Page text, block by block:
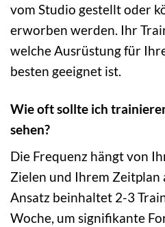
vom Studio gestellt oder
erworben werden. Ihr
welche Ausrüstung für
besten geeignet ist.
Wie oft sollte ich
sehen?
Die Frequenz hängt von
Zielen und Ihrem Zeitplan
Ansatz beinhaltet 2-3
Woche, um signifikante